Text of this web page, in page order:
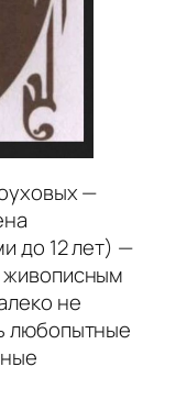
—
до 12 лет) —
живописным
не
любопытные